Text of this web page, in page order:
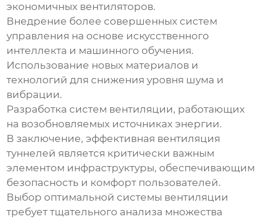
экономичных вентиляторов.
Внедрение более совершенных систем
управления на основе искусственного
интеллекта и машинного обучения.
Использование новых материалов и
технологий для снижения уровня шума и
вибрации.
Разработка систем вентиляции, работающих
на возобновляемых источниках энергии.
В заключение,эффективная вентиляция
туннелей является критически важным
элементом инфраструктуры, обеспечивающим
безопасность и комфорт пользователей.
Выбор оптимальной системы вентиляции
требует тщательного анализа множества